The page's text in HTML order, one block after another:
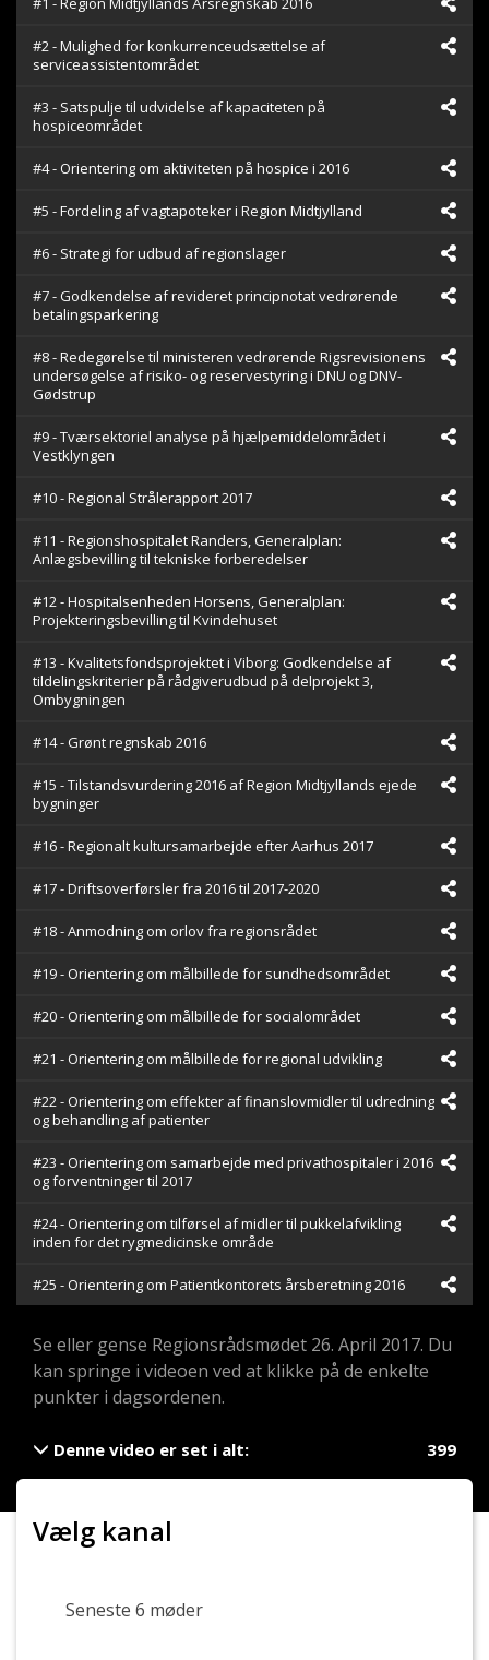
10
#2 - Mulighed for konkurrenceudsættelse af
serviceassistentområdet
#3 - Satspulje til udvidelse af kapaciteten på
hospiceområdet
#4 - Orientering om aktiviteten på hospice i 2016
#5 - Fordeling af vagtapoteker i Region Midtjylland
#6 - Strategi for udbud af regionslager
#7 - Godkendelse af revideret principnotat vedrørende
betalingsparkering
#8 - Redegørelse til ministeren vedrørende Rigsrevisionens
undersøgelse af risiko- og reservestyring i DNU og DNV-
Gødstrup
#9 - Tværsektoriel analyse på hjælpemiddelområdet i
Vestklyngen
#10 - Regional Strålerapport 2017
#11 - Regionshospitalet Randers, Generalplan:
Anlægsbevilling til tekniske forberedelser
#12 - Hospitalsenheden Horsens, Generalplan:
Projekteringsbevilling til Kvindehuset
#13 - Kvalitetsfondsprojektet i Viborg: Godkendelse af
tildelingskriterier på rådgiverudbud på delprojekt 3,
Ombygningen
#14 - Grønt regnskab 2016
#15 - Tilstandsvurdering 2016 af Region Midtjyllands ejede
bygninger
#16 - Regionalt kultursamarbejde efter Aarhus 2017
#17 - Driftsoverførsler fra 2016 til 2017-2020
#18 - Anmodning om orlov fra regionsrådet
#19 - Orientering om målbillede for sundhedsområdet
#20 - Orientering om målbillede for socialområdet
#21 - Orientering om målbillede for regional udvikling
#22 - Orientering om effekter af finanslovmidler til udredning
og behandling af patienter
#23 - Orientering om samarbejde med privathospitaler i 2016
og forventninger til 2017
#24 - Orientering om tilførsel af midler til pukkelafvikling
inden for det rygmedicinske område
#25 - Orientering om Patientkontorets årsberetning 2016
Se eller gense Regionsrådsmødet 26. April 2017. Du
kan springe i videoen ved at klikke på de enkelte
punkter i dagsordenen.
Denne video er set i alt: 399
Den seneste måned:
Vælg kanal
Seneste 6 møder